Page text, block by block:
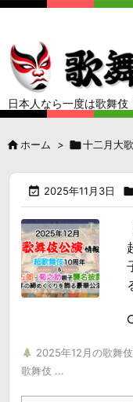
日本人なら一度は歌舞伎
 ホーム > 十二月大
 2025年11月3日
2025年12月の歌舞
歌舞伎 ...